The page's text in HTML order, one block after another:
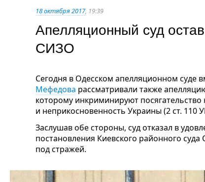
18 октября 2017, 19:39
Апелляционный суд
СИЗО
Сегодня в Одесском апелляционном суде
Мефедова рассматривали также
которому инкриминируют
и неприкосновенность Украины (2 ст. 110
Заслушав обе стороны, суд отказал в
постановления Киевского районного
под стражей.